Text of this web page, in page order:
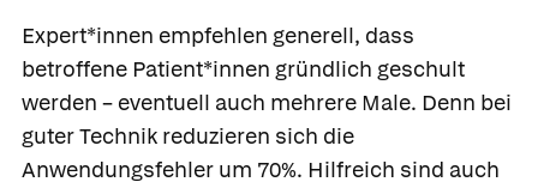
Expert*innen empfehlen generell, dass
betroffene Patient*innen gründlich geschult
werden – eventuell auch mehrere Male. Denn bei
guter Technik reduzieren sich die
Anwendungsfehler um 70%. Hilfreich sind auch